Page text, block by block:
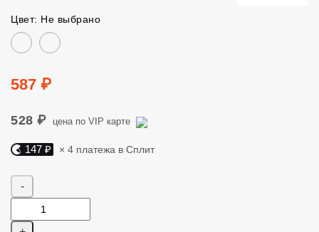
Цвет: Не выбрано
Цвет
Цена
587 ₽
528 ₽ цена по VIP карте
Яндекс Сплит. 147 руб, 4 платежа в Сплит
147 ₽ × 4 платежа в Сплит